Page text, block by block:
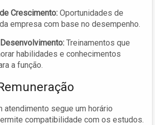
Crescimento: Oportunidades de
empresa com base no desempenho.
Treinamentos que
habilidades e conhecimentos
a função.
atendimento segue um horário
compatibilidade com os estudos.